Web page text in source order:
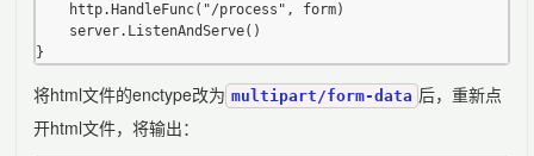
将html文件的enctype改为 multipart/form-data 后，重新点
开html文件，将输出：